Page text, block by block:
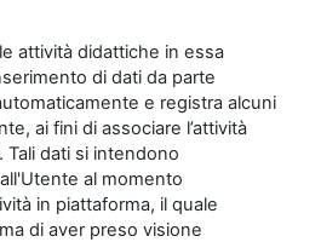
attività didattiche in essa
di dati da parte
e registra alcuni
ai fini di associare l’attività
Tali dati si intendono
al momento
in piattaforma, il quale
di aver preso visione